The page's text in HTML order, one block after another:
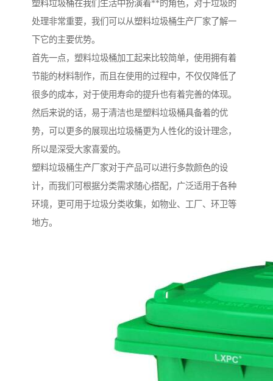
塑料垃圾桶在我们生活中扮演着**的角色，对于垃圾的
处理非常重要，我们可以从塑料垃圾桶生产厂家了解一
下它的主要优势。
首先一点，塑料垃圾桶加工起来比较简单，使用拥有着
节能的材料制作，而且在使用的过程中，不仅仅降低了
很多的成本，对于使用寿命的提升也有着完善的体现。
然后来说的话，易于清洁也是塑料垃圾桶具备着的优
势，可以更多的展现出垃圾桶更为人性化的设计理念，
所以是深受大家喜爱的。
塑料垃圾桶生产厂家对于产品可以进行多款颜色的设
计，而我们可根据分类需求随心搭配，广泛适用于各种
环境，更可用于垃圾分类收集，如物业、工厂、环卫等
地方。